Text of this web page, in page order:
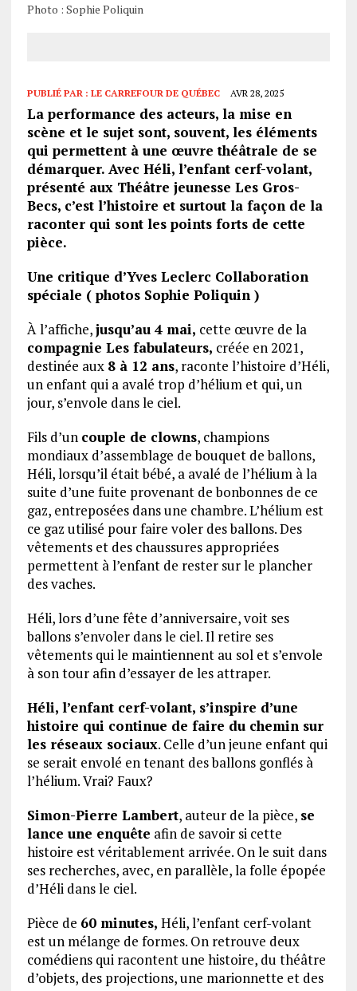
Photo : Sophie Poliquin
PUBLIÉ PAR : LE CARREFOUR DE QUÉBEC AVR 28, 2025
La performance des acteurs, la mise en
scène et le sujet sont, souvent, les éléments
qui permettent à une œuvre théâtrale de se
démarquer. Avec Héli, l’enfant cerf-volant,
présenté aux Théâtre jeunesse Les Gros-
Becs, c’est l’histoire et surtout la façon de la
raconter qui sont les points forts de cette
pièce.
Une critique d’Yves Leclerc Collaboration
spéciale ( photos Sophie Poliquin )
À l’affiche,jusqu’au 4 mai, cette œuvre de la
compagnie Les fabulateurs, créée en 2021,
destinée aux 8 à 12 ans, raconte l’histoire d’Héli,
un enfant qui a avalé trop d’hélium et qui, un
jour, s’envole dans le ciel.
Fils d’un couple de clowns, champions
mondiaux d’assemblage de bouquet de ballons,
Héli, lorsqu’il était bébé, a avalé de l’hélium à la
suite d’une fuite provenant de bonbonnes de ce
gaz, entreposées dans une chambre. L’hélium est
ce gaz utilisé pour faire voler des ballons. Des
vêtements et des chaussures appropriées
permettent à l’enfant de rester sur le plancher
des vaches.
Héli, lors d’une fête d’anniversaire, voit ses
ballons s’envoler dans le ciel. Il retire ses
vêtements qui le maintiennent au sol et s’envole
à son tour afin d’essayer de les attraper.
Héli, l’enfant cerf-volant, s’inspire d’une
histoire qui continue de faire du chemin sur
les réseaux sociaux. Celle d’un jeune enfant qui
se serait envolé en tenant des ballons gonflés à
l’hélium. Vrai? Faux?
Simon-Pierre Lambert, auteur de la pièce, se
lance une enquête afin de savoir si cette
histoire est véritablement arrivée. On le suit dans
ses recherches, avec, en parallèle, la folle épopée
d’Héli dans le ciel.
Pièce de 60 minutes, Héli, l’enfant cerf-volant
est un mélange de formes. On retrouve deux
comédiens qui racontent une histoire, du théâtre
d’objets, des projections, une marionnette et des